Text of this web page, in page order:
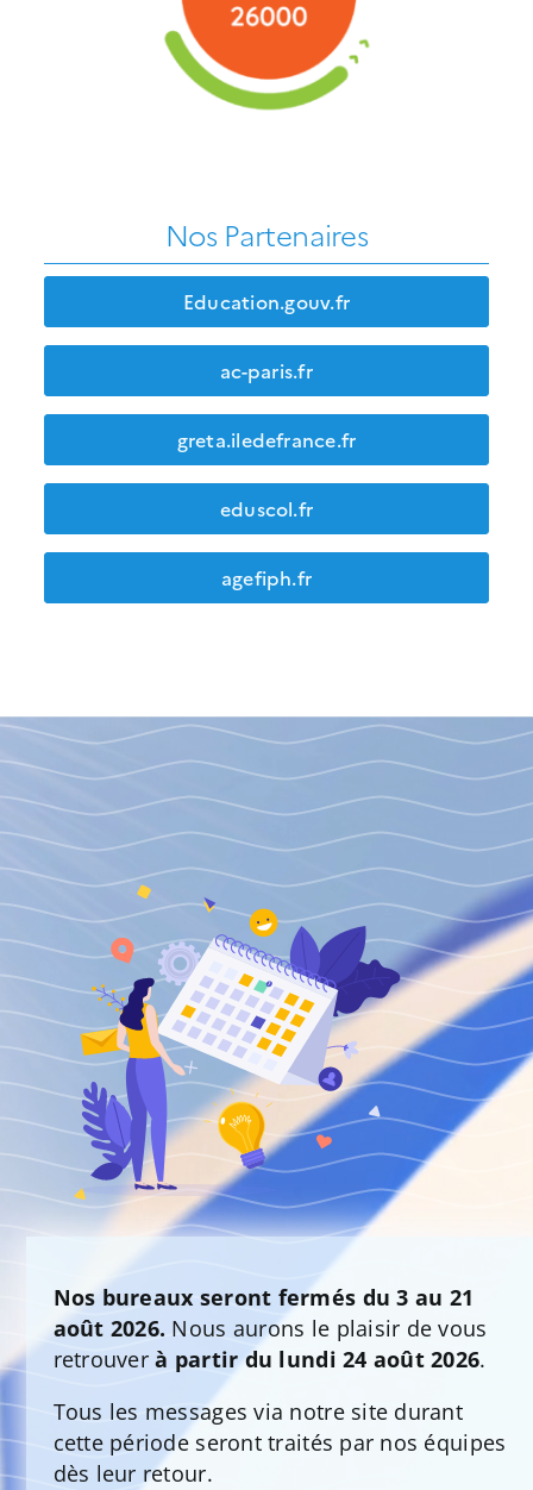
Nos Partenaires
Education.gouv.fr
ac-paris.fr
greta.iledefrance.fr
eduscol.fr
agefiph.fr
Nos bureaux seront fermés du 3 au 21
août 2026. Nous aurons le plaisir de vous
retrouverà partir du lundi 24 août 2026.
Tous les messages via notre site durant
cette période seront traités par nos équipes
dès leur retour.